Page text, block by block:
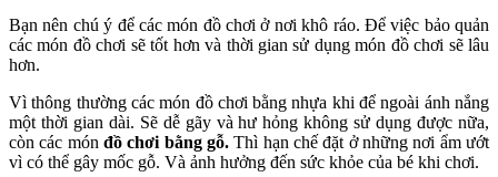
Bạn nên chú ý để các món đồ chơi ở nơi khô ráo. Để việc bảo quản
các món đồ chơi sẽ tốt hơn và thời gian sử dụng món đồ chơi sẽ lâu
hơn.
Vì thông thường các món đồ chơi bằng nhựa khi để ngoài ánh nắng
một thời gian dài. Sẽ dễ gãy và hư hỏng không sử dụng được nữa,
còn các món đồ chơi bằng gỗ.Thì hạn chế đặt ở những nơi ẩm ướt
vì có thể gây mốc gỗ. Và ảnh hưởng đến sức khỏe của bé khi chơi.